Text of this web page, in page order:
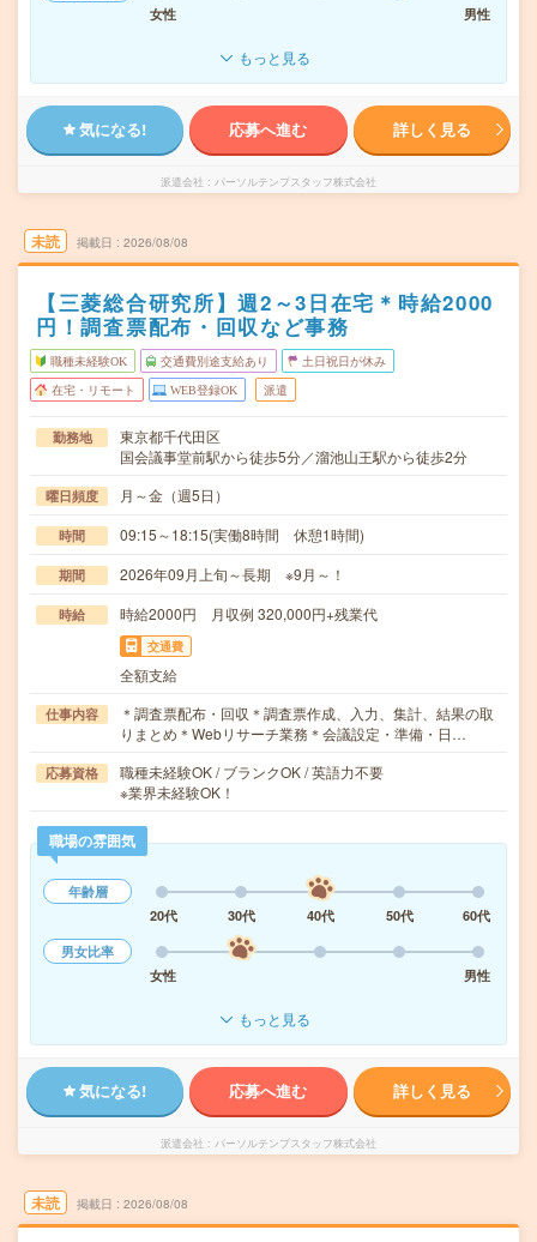
女性
男性
もっと見る
気になる! 応募へ進む 詳しく見る
派遣会社 パーソルテンプスタッフ株式会社
未読 掲載日 2026/08/08
【三菱総合研究所】週2～3日在宅＊時給2000
円！調査票配布・回収など事務
職種未経験OK 交通費別途支給あり 土日祝日が休み
在宅・リモート WEB登録OK 派遣
勤務地
東京都千代田区
国会議事堂前駅から徒歩5分／溜池山王駅から徒歩2分
曜日頻度 月～金（週5日）
時間 09:15～18:15(実働8時間 休憩1時間)
期間 2026年09月上旬～長期 ※9月～！
時給 時給2000円 月収例 320,000円+残業代
交通費
全額支給
仕事内容
＊調査票配布・回収＊調査票作成、入力、集計、結果の取
りまとめ＊Webリサーチ業務＊会議設定・準備・日…
応募資格
職種未経験OK / ブランクOK / 英語力不要
※業界未経験OK！
職場の雰囲気
年齢層
20代
30代 40代 50代
60代
男女比率
女性
男性
もっと見る
気になる! 応募へ進む 詳しく見る
派遣会社 パーソルテンプスタッフ株式会社
未読 掲載日 2026/08/08